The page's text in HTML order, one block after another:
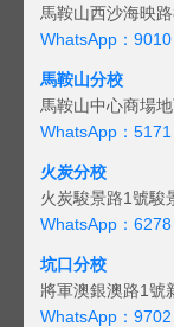
馬鞍山西沙海映
WhatsApp：
馬鞍山分校
馬鞍山中心商場
WhatsApp：
火炭分校
火炭駿景路1號駿
WhatsApp：
坑口分校
將軍澳銀澳路1號
WhatsApp：